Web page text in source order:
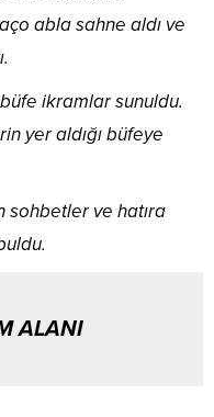
ALANI